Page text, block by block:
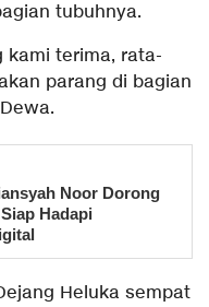
tubuhnya.
kami terima, rata-
parang di bagian
Noor Dorong
Hadapi
Heluka sempat